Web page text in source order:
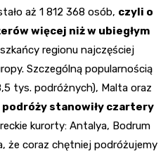
aż 1 812 368 osób, czyli o
więcej niż w ubiegłym
regionu najczęściej
Szczególną popularnością
tys. podróżnych), Malta oraz
stanowiły czartery
kurorty: Antalya, Bodrum
że coraz chętniej podróżujemy